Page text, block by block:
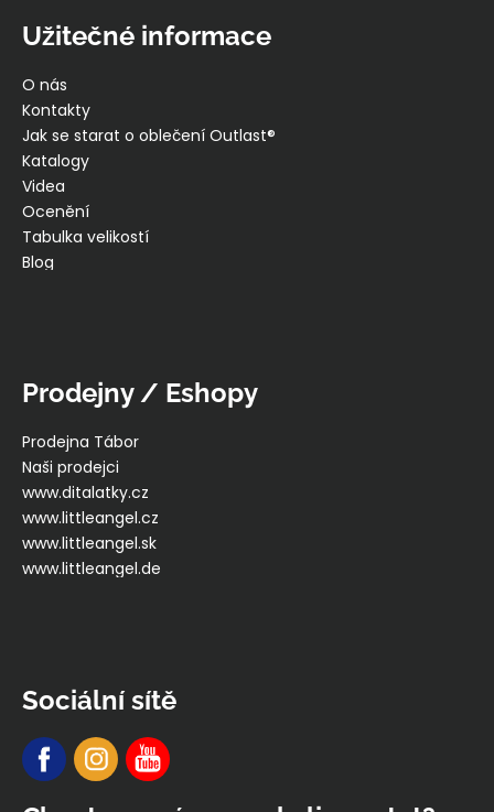
Užitečné informace
O nás
Kontakty
Jak se starat o oblečení Outlast®
Katalogy
Videa
Ocenění
Tabulka velikostí
Blog
Prodejny / Eshopy
Prodejna Tábor
Naši prodejci
www.ditalatky.cz
www.littleangel.cz
www.littleangel.sk
www.littleangel.de
Sociální sítě